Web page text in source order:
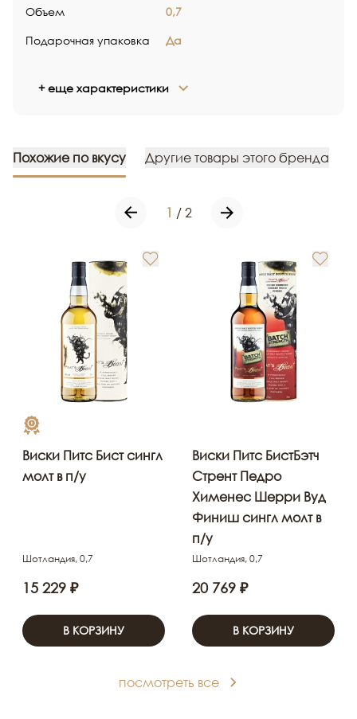
Объем 0,7
Подарочная упаковка Да
+ еще характеристики
Похожие по вкусу Другие товары этого бренда
1 / 2
Виски Питс Бист сингл
молт в п/у
Шотландия, 0,7
15 229 ₽
В КОРЗИНУ
Виски Питс БистБэтч
Стрент Педро
Хименес Шерри Вуд
Финиш cингл молт в
п/у
Шотландия, 0,7
20 769 ₽
В КОРЗИНУ
посмотреть все